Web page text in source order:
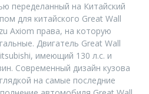
переделанный на Китайский
для китайского Great Wall
Axiom права, на которую
Двигатель Great Wall
имеющий 130 л.с. и
Современный дизайн кузова
на самые последние